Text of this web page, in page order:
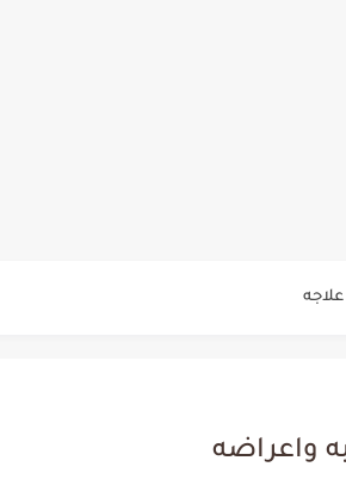
زيادة ادرارا حليب...
لتفتيح البشرة الدهنية
واعراضه